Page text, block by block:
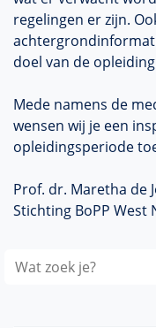
regelingen er zijn.
doel van de
Mede namens de
wensen wij je een
opleidingsperiode
Prof. dr. Maretha de
Stichting BoPP West